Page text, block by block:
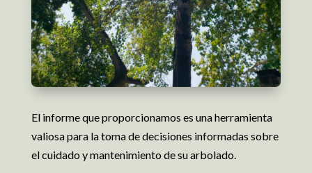
El informe que proporcionamos es una herramienta
valiosa para la toma de decisiones informadas sobre
el cuidado y mantenimiento de su arbolado.